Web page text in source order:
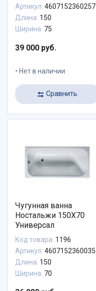
Артикул: 4607152360257
Длина: 150
Ширина: 75
39 000 руб.
Нет в наличии
Сравнить
Чугунная ванна
Ностальжи 150X70
Универсал
Код товара: 1196
Артикул: 4607152360035
Длина: 150
Ширина: 70